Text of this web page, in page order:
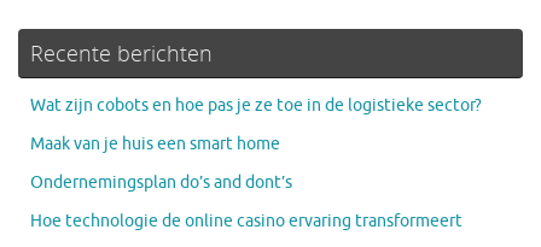
Recente berichten
Wat zijn cobots en hoe pas je ze toe in de logistieke sector?
Maak van je huis een smart home
Ondernemingsplan do’s and dont’s
Hoe technologie de online casino ervaring transformeert